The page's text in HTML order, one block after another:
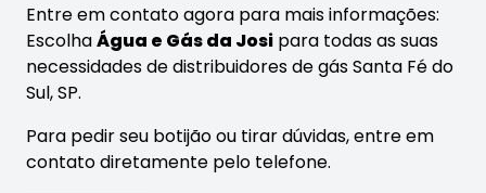
Entre em contato agora para mais informações:
EscolhaÁgua e Gás da Josi para todas as suas
necessidades de distribuidores de gás Santa Fé do
Sul, SP.
Para pedir seu botijão ou tirar dúvidas, entre em
contato diretamente pelo telefone.